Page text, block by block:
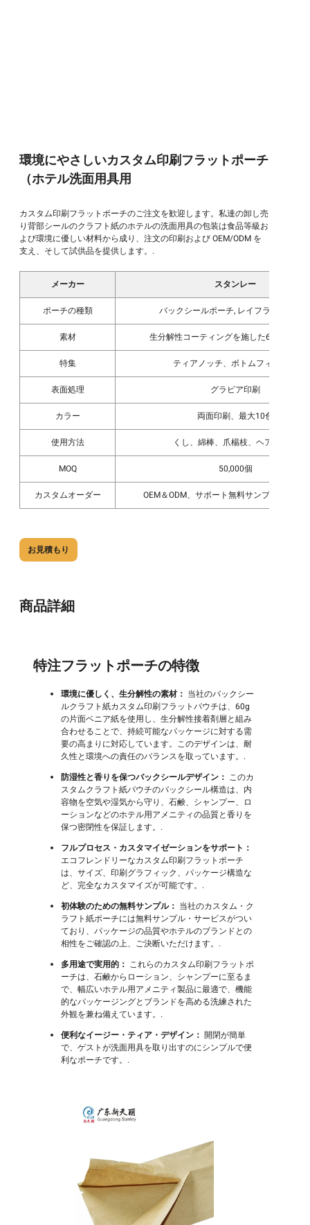
環境にやさしいカスタム印刷フラットポーチ
（ホテル洗面用具用
カスタム印刷フラットポーチのご注文を歓迎します。私達の卸し売
り背部シールのクラフト紙のホテルの洗面用具の包装は食品等級お
よび環境に優しい材料から成り、注文の印刷および OEM/ODM を
支え、そして試供品を提供します。.
メーカー スタンレー
ポーチの種類 バックシールポーチ, レイフラットポー
素材 生分解性コーティングを施した60gクラフ
特集 ティアノッチ、ボトムフィリング
表面処理 グラビア印刷
カラー 両面印刷、最大10色
使用方法 くし、綿棒、爪楊枝、ヘアブラシ
MOQ 50,000個
カスタムオーダー OEM＆ODM、サポート無料サンプルを受け
お見積もり
商品詳細
特注フラットポーチの特徴
環境に優しく、生分解性の素材： 当社のバックシー
ルクラフト紙カスタム印刷フラットパウチは、60g
の片面ベニア紙を使用し、生分解性接着剤層と組み
合わせることで、持続可能なパッケージに対する需
要の高まりに対応しています。このデザインは、耐
久性と環境への責任のバランスを取っています。.
防湿性と香りを保つバックシールデザイン： このカ
スタムクラフト紙パウチのバックシール構造は、内
容物を空気や湿気から守り、石鹸、シャンプー、ロ
ーションなどのホテル用アメニティの品質と香りを
保つ密閉性を保証します。.
フルプロセス・カスタマイゼーションをサポート：
エコフレンドリーなカスタム印刷フラットポーチ
は、サイズ、印刷グラフィック、パッケージ構造な
ど、完全なカスタマイズが可能です。.
初体験のための無料サンプル： 当社のカスタム・ク
ラフト紙ポーチには無料サンプル・サービスがつい
ており、パッケージの品質やホテルのブランドとの
相性をご確認の上、ご決断いただけます。.
多用途で実用的： これらのカスタム印刷フラットポ
ーチは、石鹸からローション、シャンプーに至るま
で、幅広いホテル用アメニティ製品に最適で、機能
的なパッケージングとブランドを高める洗練された
外観を兼ね備えています。.
便利なイージー・ティア・デザイン： 開閉が簡単
で、ゲストが洗面用具を取り出すのにシンプルで便
利なポーチです。.